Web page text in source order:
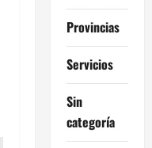
Provincias
Servicios
Sin
categoría